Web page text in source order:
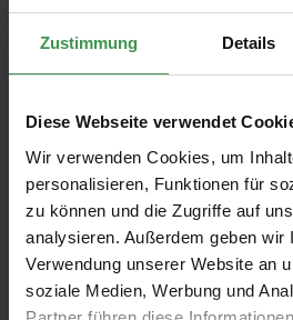
Zustimmung Details
Diese Webseite verwendet
Wir verwenden Cookies, um
personalisieren, Funktionen für
zu können und die Zugriffe auf
analysieren. Außerdem geben wir
Verwendung unserer Website an
soziale Medien, Werbung und
Produkt Anzahl: GibIN DEN